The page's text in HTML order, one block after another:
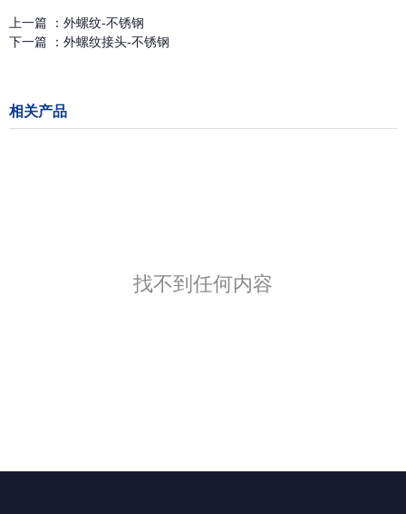
上一篇 ： 外螺纹-不锈钢
下一篇 ： 外螺纹接头-不锈钢
相关产品
找不到任何内容